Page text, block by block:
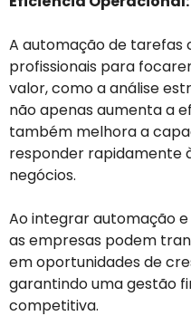
A automação de tarefas
profissionais para
valor, como a análise
não apenas aumenta a
também melhora a
responder rapidamente
negócios.
Ao integrar automação
as empresas podem
em oportunidades de
garantindo uma gestão
competitiva.